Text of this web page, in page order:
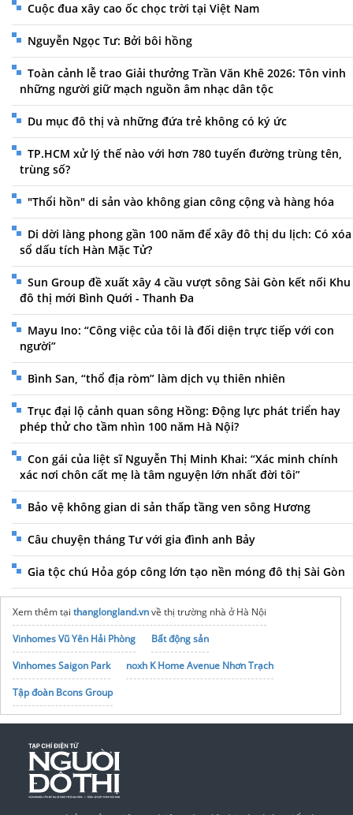
Cuộc đua xây cao ốc chọc trời tại Việt Nam
Nguyễn Ngọc Tư: Bởi bôi hồng
Toàn cảnh lễ trao Giải thưởng Trần Văn Khê 2026: Tôn vinh
những người giữ mạch nguồn âm nhạc dân tộc
Du mục đô thị và những đứa trẻ không có ký ức
TP.HCM xử lý thế nào với hơn 780 tuyến đường trùng tên,
trùng số?
"Thổi hồn" di sản vào không gian công cộng và hàng hóa
Di dời làng phong gần 100 năm để xây đô thị du lịch: Có xóa
sổ dấu tích Hàn Mặc Tử?
Sun Group đề xuất xây 4 cầu vượt sông Sài Gòn kết nối Khu
đô thị mới Bình Quới - Thanh Đa
Mayu Ino: “Công việc của tôi là đối diện trực tiếp với con
người”
Bình San, “thổ địa ròm” làm dịch vụ thiên nhiên
Trục đại lộ cảnh quan sông Hồng: Động lực phát triển hay
phép thử cho tầm nhìn 100 năm Hà Nội?
Con gái của liệt sĩ Nguyễn Thị Minh Khai: “Xác minh chính
xác nơi chôn cất mẹ là tâm nguyện lớn nhất đời tôi”
Bảo vệ không gian di sản thấp tầng ven sông Hương
Câu chuyện tháng Tư với gia đình anh Bảy
Gia tộc chú Hỏa góp công lớn tạo nền móng đô thị Sài Gòn
Xem thêm tại thanglongland.vnvề thị trường nhà ở Hà Nội
Vinhomes Vũ Yên Hải Phòng
Bất động sản
Vinhomes Saigon Park
noxh K Home Avenue Nhơn Trạch
Tập đoàn Bcons Group